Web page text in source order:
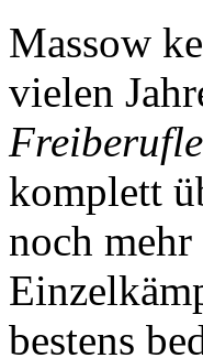
Massow
vielen
komplett
noch
bestens